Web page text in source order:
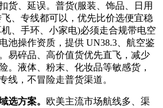
货、延误。普货(服装、饰品、日用
、专线都可以，优先比价选便宜稳
、手环、小家电)必须走合规带电空
池操作资质，提供 UN38.3、航空鉴
易碎品、高价值货优先直飞，减少
。液体、粉末、化妆品等敏感货，
线，不冒险走普货渠道。
选方案。 欧美主流市场航线多、渠